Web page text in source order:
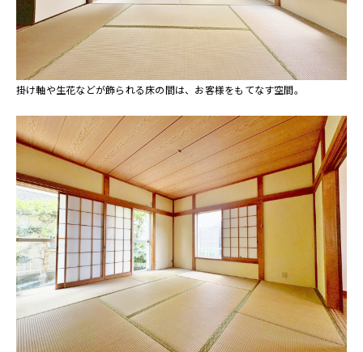
掛け軸や生花などが飾られる床の間は、お客様をもてなす空間。